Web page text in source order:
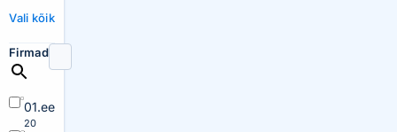
Vali kõik
Firmad
01.ee
20